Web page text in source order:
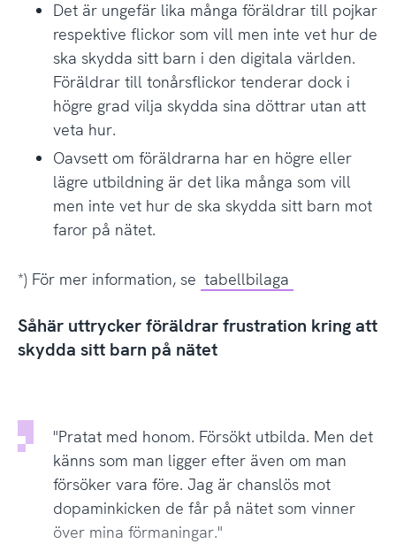
Det är ungefär lika många föräldrar till pojkar
respektive flickor som vill men inte vet hur de
ska skydda sitt barn i den digitala världen.
Föräldrar till tonårsflickor tenderar dock i
högre grad vilja skydda sina döttrar utan att
veta hur.
Oavsett om föräldrarna har en högre eller
lägre utbildning är det lika många som vill
men inte vet hur de ska skydda sitt barn mot
faror på nätet.
*) För mer information, se tabellbilaga
Såhär uttrycker föräldrar frustration kring att
skydda sitt barn på nätet
"Pratat med honom. Försökt utbilda. Men det
känns som man ligger efter även om man
försöker vara före. Jag är chanslös mot
dopaminkicken de får på nätet som vinner
över mina förmaningar."